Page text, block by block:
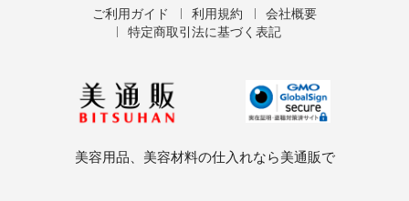
ご利用ガイド 利用規約
会社概要
特定商取引法に基づく表記
美容用品、美容材料の仕入れなら美通販で